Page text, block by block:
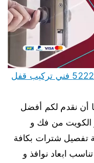
تركيب اقفال شتر الكويت 52227343 فني تركيب قفل
أن نقدم لكم أفضل
من فك و
تفصيل شترات بكافة
ابعاد نوافذ و